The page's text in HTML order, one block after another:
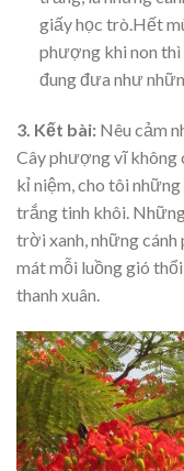
giấy học trò.Hết
phượng khi non thì
đung đưa như
3. Kết bài: Nêu cảm
Cây phượng vĩ không
kỉ niệm, cho tôi
trắng tinh khôi.
trời xanh, những
mát mỗi luồng gió
thanh xuân.